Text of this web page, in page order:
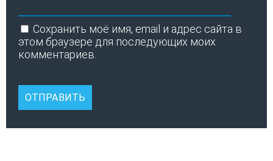
Сохранить моё имя, email и адрес сайта в
этом браузере для последующих моих
комментариев.